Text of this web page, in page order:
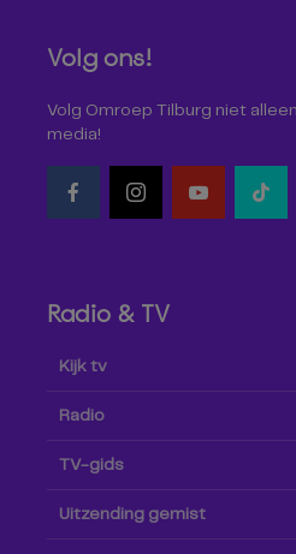
Volg ons!
Volg Omroep Tilburg niet
media!
Radio & TV
Kijk tv
Radio
TV-gids
Uitzending gemist